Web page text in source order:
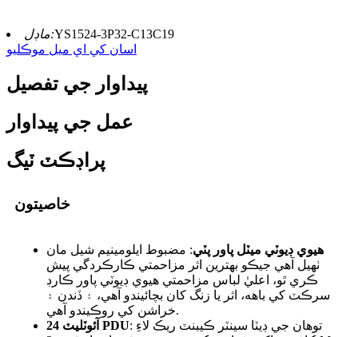
ماڊل:YS1524-3P32-C13C19
اسان کي اي ميل موڪليو
پيداوار جي تفصيل
عمل جي پيداوار
پراڊڪٽ ٽيگ
خاصيتون
هيوي ڊيوٽي ميٽل پاور پٽي: مضبوط ايلومينيم شيل مان
ٺهيل آهي جيڪو بهترين اثر مزاحمتي ڪارڪردگي پيش
ڪري ٿو، اعليٰ لباس مزاحمتي هيوي ڊيوٽي پاور ڪارڊ
سرڪٽ کي باهه، اثر يا زنگ کان بچائيندو آهي، ۽ ڏندن ۽
خراشن کي روڪيندو آهي.
24 آئوٽليٽ PDU: توهان جي ڊيٽا سينٽر ڪيبنٽ ريڪ لاءِ